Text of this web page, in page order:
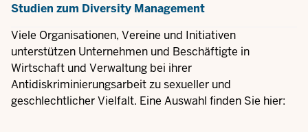
Studien zum Diversity Management
Viele Organisationen, Vereine und Initiativen
unterstützen Unternehmen und Beschäftigte in
Wirtschaft und Verwaltung bei ihrer
Antidiskriminierungsarbeit zu sexueller und
geschlechtlicher Vielfalt. Eine Auswahl finden Sie hier: